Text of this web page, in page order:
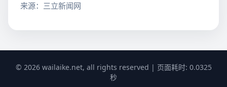
来源：三立新闻网
© 2026 wailaike.net, all rights reserved | 页面耗时: 0.0325
秒